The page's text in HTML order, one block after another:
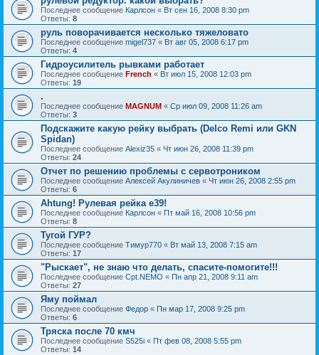
Последнее сообщение Карлсон « Вт сен 16, 2008 8:30 pm
Ответы: 8
руль поворачивается несколько тяжеловато
Последнее сообщение migel737 « Вт авг 05, 2008 6:17 pm
Ответы: 4
Гидроусилитель рывками работает
Последнее сообщение French « Вт июл 15, 2008 12:03 pm
Ответы: 19
.
Последнее сообщение MAGNUM « Ср июл 09, 2008 11:26 am
Ответы: 3
Подскажите какую рейку выбрать (Delco Remi или GKN
Spidan)
Последнее сообщение Alexiz35 « Чт июн 26, 2008 11:39 pm
Ответы: 24
Отчет по решению проблемы с сервотроником
Последнее сообщение Алексей Акулиничев « Чт июн 26, 2008 2:55 pm
Ответы: 6
Ahtung! Рулевая рейка e39!
Последнее сообщение Карлсон « Пт май 16, 2008 10:56 pm
Ответы: 8
Тугой ГУР?
Последнее сообщение Тимур770 « Вт май 13, 2008 7:15 am
Ответы: 17
"Рыскает", не знаю что делать, спасите-помогите!!!
Последнее сообщение Cpt.NEMO « Пн апр 21, 2008 9:11 am
Ответы: 27
Яму поймал
Последнее сообщение Федор « Пн мар 17, 2008 9:25 pm
Ответы: 6
Тряска после 70 кмч
Последнее сообщение S525i « Пт фев 08, 2008 5:55 pm
Ответы: 14